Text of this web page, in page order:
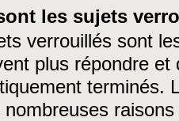
les sujets
verrouillés sont
plus répondre
terminés.
nombreuses